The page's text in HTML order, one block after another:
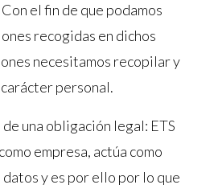
el fin de que podamos
recogidas en dichos
necesitamos recopilar y
personal.
una obligación legal: ETS
empresa, actúa como
y es por ello por lo que